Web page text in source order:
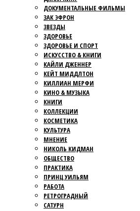
ДОКУМЕНТАЛЬНЫЕ ФИЛЬМЫ
ЗАК ЭФРОН
ЗВЕЗДЫ
ЗДОРОВЬЕ
ЗДОРОВЬЕ И СПОРТ
ИСКУССТВО & КНИГИ
КАЙЛИ ДЖЕННЕР
КЕЙТ МИДДЛТОН
КИЛЛИАН МЕРФИ
КИНО & МУЗЫКА
КНИГИ
КОЛЛЕКЦИИ
КОСМЕТИКА
КУЛЬТУРА
МНЕНИЕ
НИКОЛЬ КИДМАН
ОБЩЕСТВО
ПРАКТИКА
ПРИНЦ УИЛЬЯМ
РАБОТА
РЕТРОГРАДНЫЙ
САТУРН